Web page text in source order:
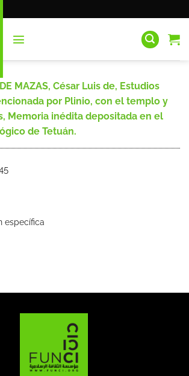
MAZAS, César Luis de, Estudios
por Plinio, con el templo y
Memoria inédita depositada en el
de Tetuán.
específica